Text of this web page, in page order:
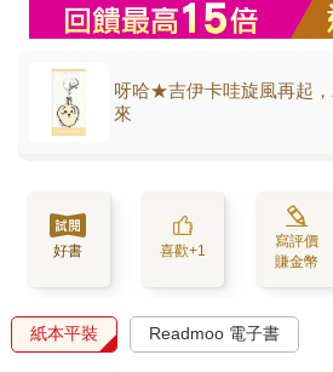
呀哈★吉伊卡哇旋風再起
來
好書 喜歡+1
寫評價
賺金幣
紙本平裝 Readmoo 電子書